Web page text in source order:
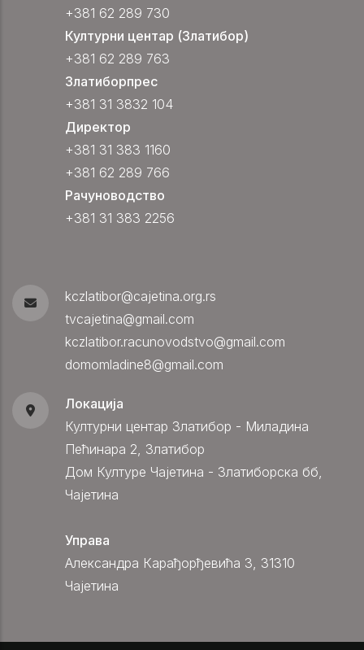
+381 62 289 730
Културни центар (Златибор)
+381 62 289 763
Златиборпрес
+381 31 3832 104
Директор
+381 31 383 1160
+381 62 289 766
Рачуноводство
+381 31 383 2256
kczlatibor@cajetina.org.rs
tvcajetina@gmail.com
kczlatibor.racunovodstvo@gmail.com
domomladine8@gmail.com
Локација
Културни центар Златибор - Миладина
Пећинара 2, Златибор
Дом Културе Чајетина - Златиборска бб,
Чајетина
Управа
Александра Карађорђевића 3, 31310
Чајетина